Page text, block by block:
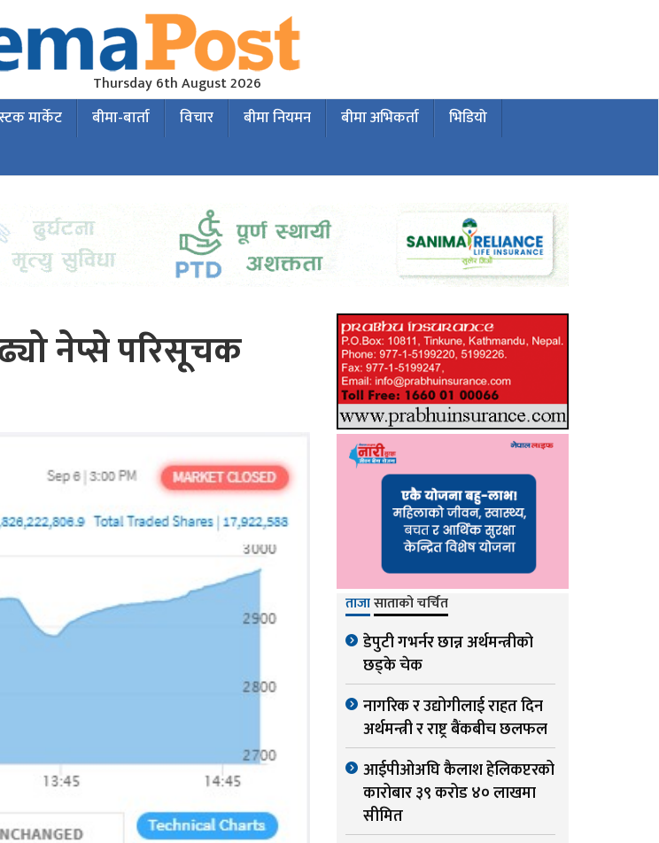
Thursday 6th August 2026
मार्केट बीमा-बार्ता विचार बीमा नियमन बीमा अभिकर्ता
भिडियो
नेप्से परिसूचक
ताजासाताको चर्चित
डेपुटी गभर्नर छान्न अर्थमन्त्रीको
छड्के चेक
नागरिक र उद्योगीलाई राहत दिन
अर्थमन्त्री र राष्ट्र बैंकबीच छलफल
आईपीओअघि कैलाश हेलिकप्टरको
कारोबार ३९ करोड ४० लाखमा
सीमित